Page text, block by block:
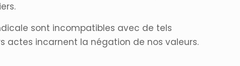
sont incompatibles avec de tels
actes incarnent la négation de nos valeurs.